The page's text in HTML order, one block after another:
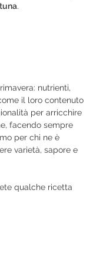
.
nutrienti,
il loro contenuto
per arricchire
facendo sempre
per chi ne è
varietà, sapore e
qualche ricetta